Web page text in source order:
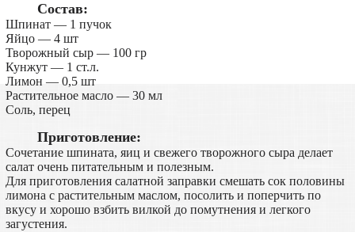
Состав:
Шпинат — 1 пучок
Яйцо — 4 шт
Творожный сыр — 100 гр
Кунжут — 1 ст.л.
Лимон — 0,5 шт
Растительное масло — 30 мл
Соль, перец
Приготовление:
Сочетание шпината, яиц и свежего творожного сыра делает
салат очень питательным и полезным.
Для приготовления салатной заправки смешать сок половины
лимона с растительным маслом, посолить и поперчить по
вкусу и хорошо взбить вилкой до помутнения и легкого
загустения.